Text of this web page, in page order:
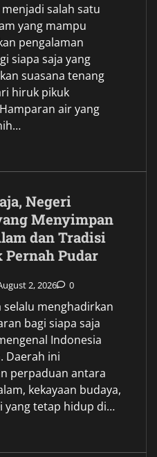
salah satu
yang mampu
pengalaman
siapa saja yang
suasana tenang
hiruk pikuk
air yang
Negeri
Menyimpan
dan Tradisi
Pernah Pudar
2, 2026 0
selalu menghadirkan
bagi siapa saja
Indonesia
Daerah ini
perpaduan antara
kekayaan budaya,
yang tetap hidup di…